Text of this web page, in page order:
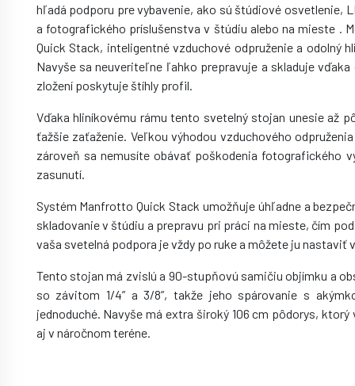
hľadá podporu pre vybavenie, ako sú štúdiové osvetlenie,
a fotografického príslušenstva v štúdiu alebo na mieste .
Quick Stack, inteligentné vzduchové odpruženie a odolný
Navyše sa neuveriteľne ľahko prepravuje a skladuje
zložení poskytuje štíhly profil.
Vďaka hliníkovému rámu tento svetelný stojan unesie až
ťažšie zaťaženie. Veľkou výhodou vzduchového
zároveň sa nemusíte obávať poškodenia fotografického
zasunutí.
Systém Manfrotto Quick Stack umožňuje úhľadne a
skladovanie v štúdiu a prepravu pri práci na mieste, čím
vaša svetelná podpora je vždy po ruke a môžete ju nastaviť
Tento stojan má zvislú a 90-stupňovú samičiu objímku a
so závitom 1/4” a 3/8”, takže jeho spárovanie s
jednoduché. Navyše má extra široký 106 cm pôdorys,
aj v náročnom teréne.